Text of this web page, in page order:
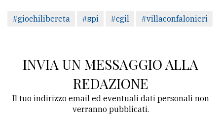
#giochilibereta #spi #cgil #villaconfalonieri
INVIA UN MESSAGGIO ALLA
REDAZIONE
Il tuo indirizzo email ed eventuali dati personali non
verranno pubblicati.